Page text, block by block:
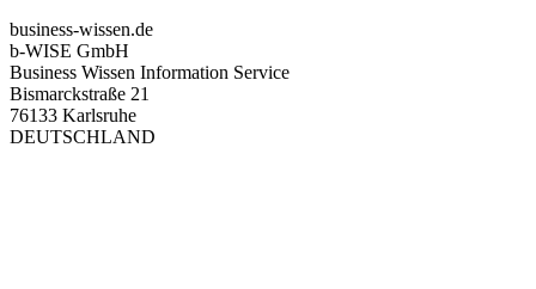
business-wissen.de
b-WISE GmbH
Business Wissen Information Service
Bismarckstraße 21
76133 Karlsruhe
DEUTSCHLAND